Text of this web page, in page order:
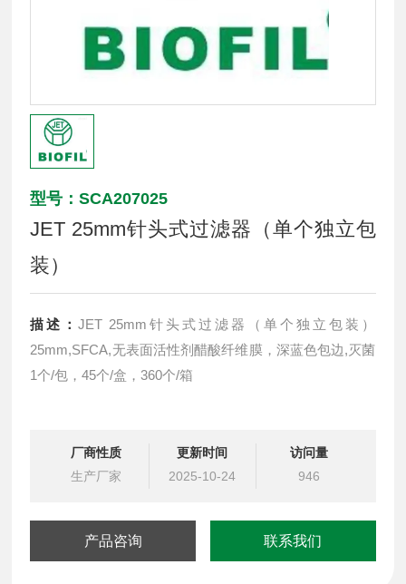
型号：SCA207025
JET 25mm针头式过滤器（单个独立包
装）
描述：JET 25mm针头式过滤器（单个独立包装）
25mm,SFCA,无表面活性剂醋酸纤维膜，深蓝色包边,灭菌
1个/包，45个/盒，360个/箱
厂商性质
生产厂家
更新时间
2025-10-24
访问量
946
产品咨询 联系我们